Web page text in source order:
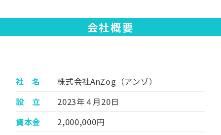
会社概要
社 名
株式会社AnZog（アンゾ）
設 立
2023年４月20日
資本金
2,000,000円